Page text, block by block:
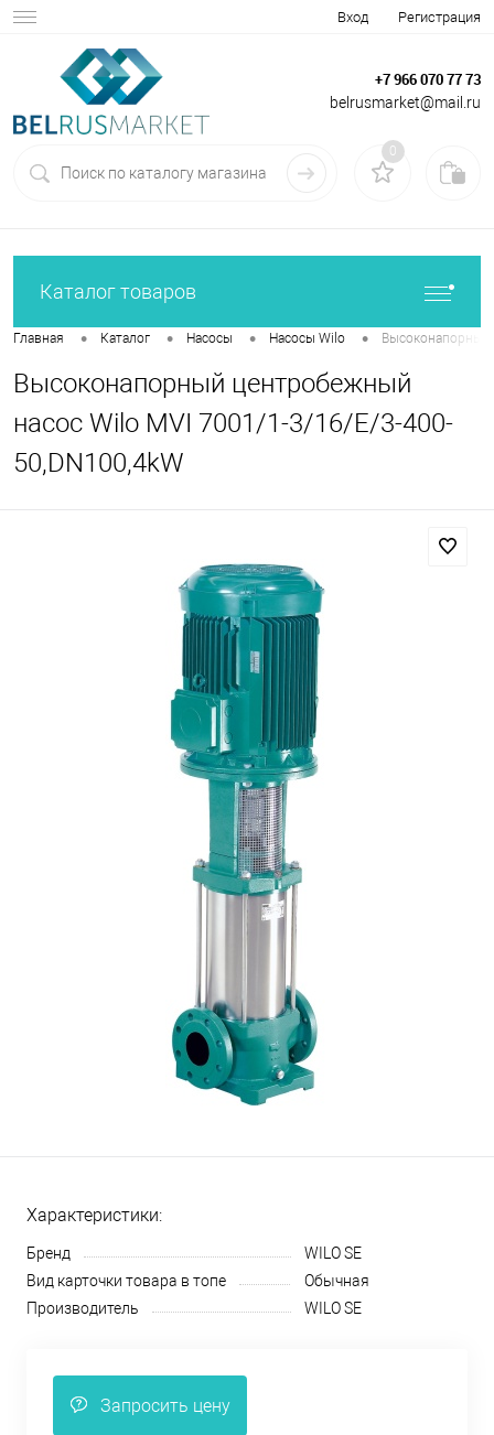
Вход Регистрация
+7 966 070 77 73
belrusmarket@mail.ru
0
Каталог товаров
Главная • Каталог • Насосы • Насосы Wilo • Высоконапорный
Высоконапорный центробежный
насос Wilo MVI 7001/1-3/16/E/3-400-
50,DN100,4kW
Характеристики:
Бренд
WILO SE
Вид карточки товара в топе
Обычная
Производитель
WILO SE
Запросить цену